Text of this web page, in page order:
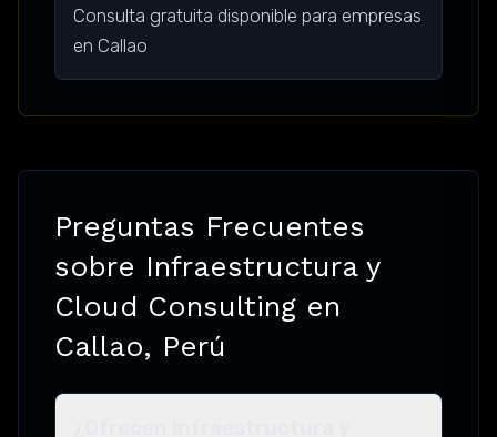
Consulta gratuita disponible para empresas
en Callao
Preguntas Frecuentes
sobre Infraestructura y
Cloud Consulting en
Callao, Perú